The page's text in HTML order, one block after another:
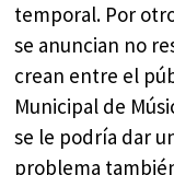
temporal. Por
se anuncian no
crean entre el
Municipal de
se le podría dar
problema